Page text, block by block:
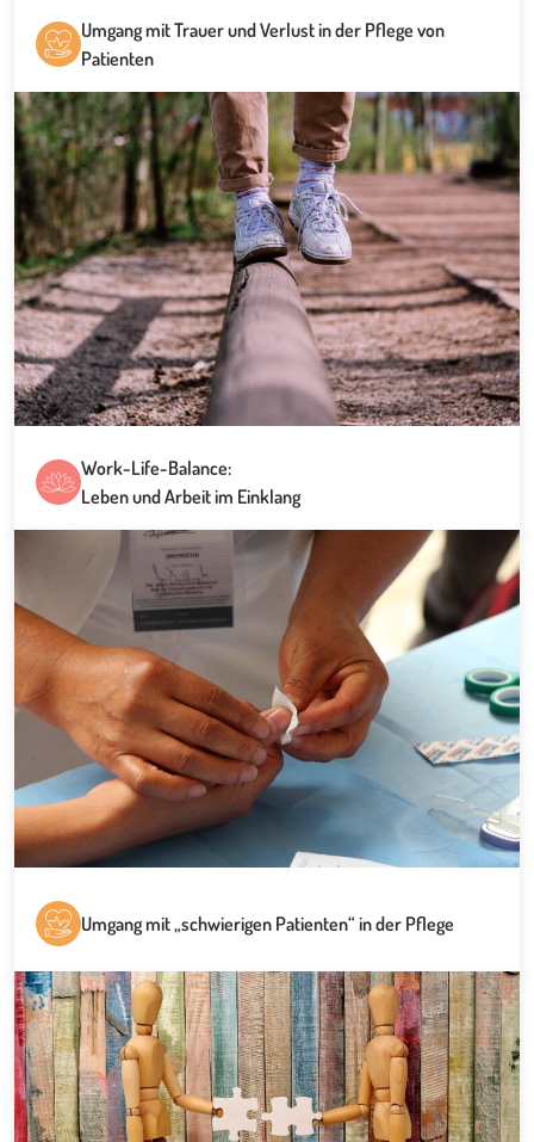
Umgang mit Trauer und Verlust in der Pflege von
Patienten
Work-Life-Balance:
Leben und Arbeit im Einklang
Umgang mit „schwierigen Patienten“ in der Pflege